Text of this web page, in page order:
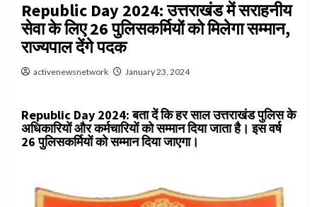
Republic Day 2024: उत्तराखंड में सराहनीय
सेवा के लिए 26 पुलिसकर्मियों को मिलेगा सम्मान,
राज्यपाल देंगे पदक
activenewsnetwork January 23, 2024
Republic Day 2024:बता दें कि हर साल उत्तराखंड पुलिस के
अधिकारियों और कर्मचारियों को सम्मान दिया जाता है। इस वर्ष
26 पुलिसकर्मियों को सम्मान दिया जाएगा।